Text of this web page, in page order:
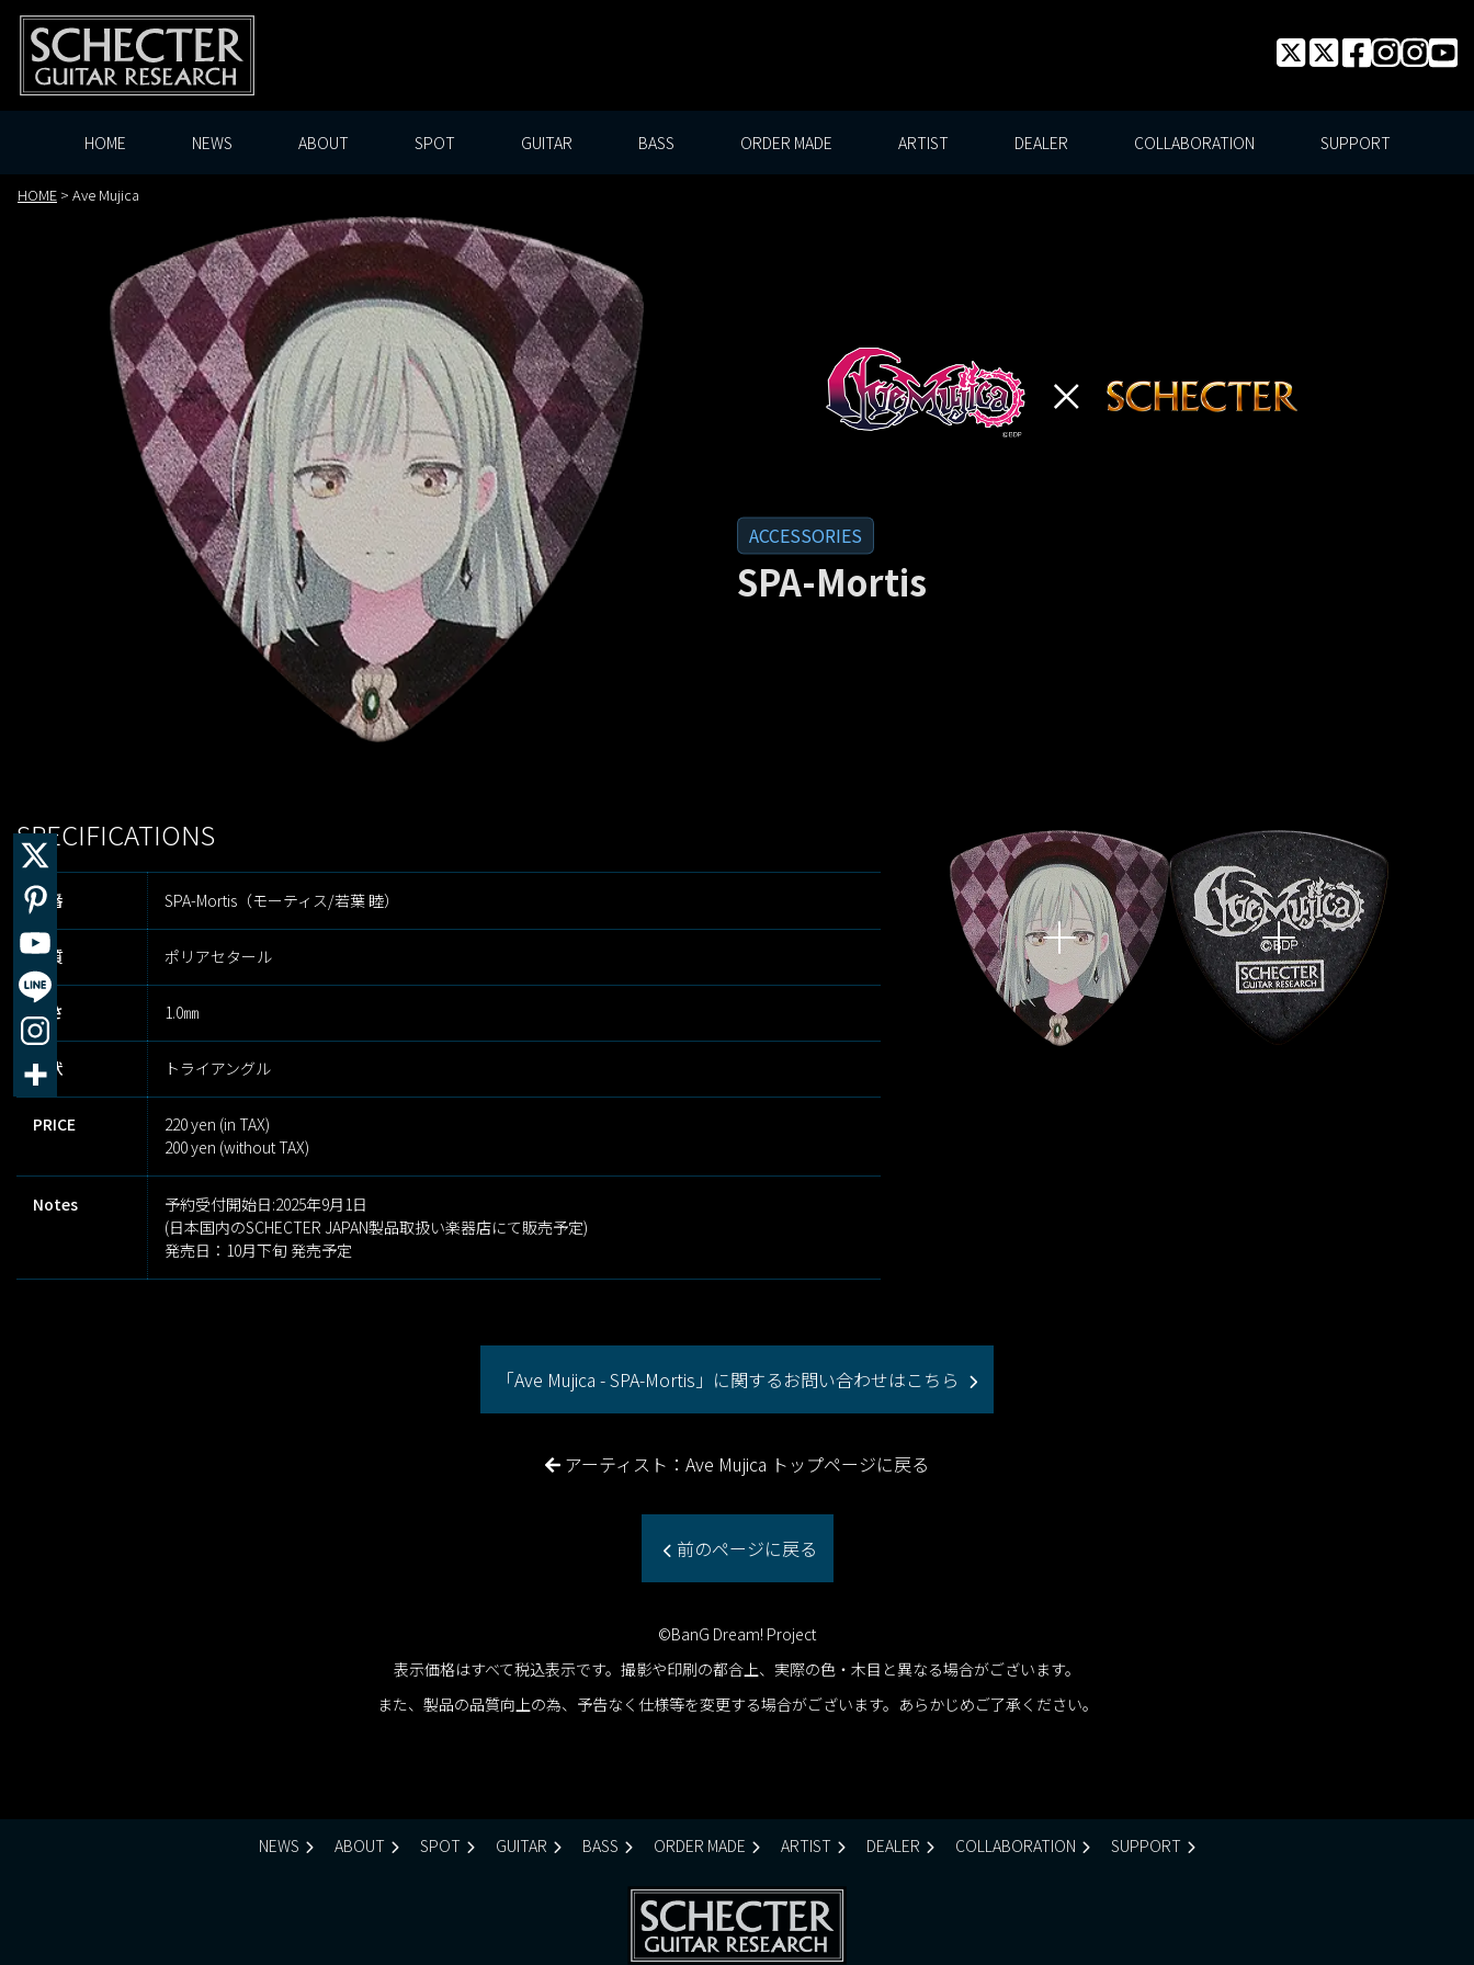
HOME NEWS ABOUT SPOT GUITAR BASS ORDER MADE ARTIST DEALER COLLABORATION SUPPORT
HOME > Ave Mujica
SPA-Mortis
SPECIFICATIONS
品番 SPA-Mortis（モーティス/若葉 睦）
材質 ポリアセタール
厚さ 1.0㎜
形状 トライアングル
PRICE
220 yen (in TAX)
200 yen (without TAX)
Notes
予約受付開始日:2025年9月1日
(日本国内のSCHECTER JAPAN製品取扱い楽器店にて販売予定)
発売日：10月下旬 発売予定
「Ave Mujica - SPA-Mortis」に関するお問い合わせはこちら
アーティスト：Ave Mujica トップページに戻る
前のページに戻る
©BanG Dream! Project
表示価格はすべて税込表示です。撮影や印刷の都合上、実際の色・木目と異なる場合がございます。
また、製品の品質向上の為、予告なく仕様等を変更する場合がございます。あらかじめご了承ください。
NEWS ABOUT SPOT GUITAR BASS ORDER MADE ARTIST DEALER COLLABORATION SUPPORT